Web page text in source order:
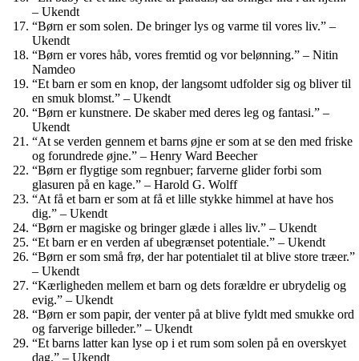
– Ukendt
“Børn er som solen. De bringer lys og varme til vores liv.” –
Ukendt
“Børn er vores håb, vores fremtid og vor belønning.” – Nitin
Namdeo
“Et barn er som en knop, der langsomt udfolder sig og bliver til
en smuk blomst.” – Ukendt
“Børn er kunstnere. De skaber med deres leg og fantasi.” –
Ukendt
“At se verden gennem et barns øjne er som at se den med friske
og forundrede øjne.” – Henry Ward Beecher
“Børn er flygtige som regnbuer; farverne glider forbi som
glasuren på en kage.” – Harold G. Wolff
“At få et barn er som at få et lille stykke himmel at have hos
dig.” – Ukendt
“Børn er magiske og bringer glæde i alles liv.” – Ukendt
“Et barn er en verden af ubegrænset potentiale.” – Ukendt
“Børn er som små frø, der har potentialet til at blive store træer.”
– Ukendt
“Kærligheden mellem et barn og dets forældre er ubrydelig og
evig.” – Ukendt
“Børn er som papir, der venter på at blive fyldt med smukke ord
og farverige billeder.” – Ukendt
“Et barns latter kan lyse op i et rum som solen på en overskyet
dag.” – Ukendt